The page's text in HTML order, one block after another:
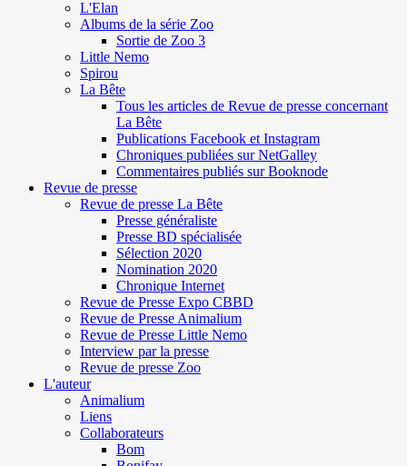
L'Elan
Albums de la série Zoo
Sortie de Zoo 3
Little Nemo
Spirou
La Bête
Tous les articles de Revue de presse concernant
La Bête
Publications Facebook et Instagram
Chroniques publiées sur NetGalley
Commentaires publiés sur Booknode
Revue de presse
Revue de presse La Bête
Presse généraliste
Presse BD spécialisée
Sélection 2020
Nomination 2020
Chronique Internet
Revue de Presse Expo CBBD
Revue de Presse Animalium
Revue de Presse Little Nemo
Interview par la presse
Revue de presse Zoo
L'auteur
Animalium
Liens
Collaborateurs
Bom